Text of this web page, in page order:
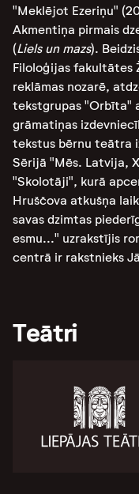
"Meklējot Ezeriņu"
Akmentiņa pirmais
(Liels un mazs).
Filoloģijas fakultātes
reklāmas nozarē,
tekstgrupas "Orbīta"
grāmatiņas
tekstus bērnu teātra
Sērijā "Mēs. Latvija,
"Skolotāji", kurā
Hruščova atkušņa
savas dzimtas
esmu..." uzrakstījis
centrā ir rakstnieks
Teātri